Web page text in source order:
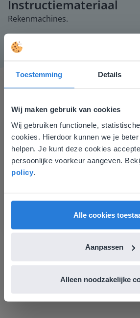
Toestemming Details
Wij maken gebruik van cookies
Wij gebruiken functionele,
cookies. Hierdoor kunnen we je
helpen. Je kunt deze cookies
persoonlijke voorkeur aangeven.
policy
Alle cookies
Aanpassen
Alleen noodzakelijke
Instructiemateriaal
Rekenmachines.
Gynzy maakt het lesgeven zoveel
aantrekkelijker voor zowel de
leerlingen. Bovendien bezorgt
Zinloos tijdsverlies van o.a.
Leefschool Het Droomschip
Deze website komt
overeen met je
Gezien je locatie, denken we
liever naar de website voor
English